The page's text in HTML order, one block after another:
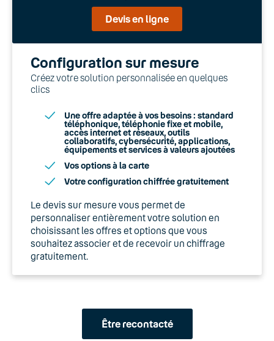
Devis en ligne
Configuration sur mesure
Créez votre solution personnalisée en quelques
clics
Une offre adaptée à vos besoins : standard
téléphonique, téléphonie fixe et mobile,
accès internet et réseaux, outils
collaboratifs, cybersécurité, applications,
équipements et services à valeurs ajoutées
Vos options à la carte
Votre configuration chiffrée gratuitement
Le devis sur mesure vous permet de
personnaliser entièrement votre solution en
choisissant les offres et options que vous
souhaitez associer et de recevoir un chiffrage
gratuitement.
Être recontacté